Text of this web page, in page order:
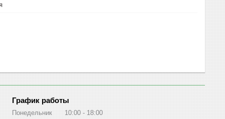
График работы
Понедельник 10:00
18:00